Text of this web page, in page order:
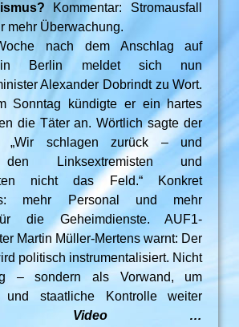
Kommentar: Stromausfall
mehr Überwachung.
nach dem Anschlag auf
in Berlin meldet sich nun
Alexander Dobrindt zu Wort.
Sonntag kündigte er ein hartes
die Täter an. Wörtlich sagte der
„Wir schlagen zurück – und
den Linksextremisten und
nicht das Feld.“ Konkret
mehr Personal und mehr
die Geheimdienste. AUF1-
Martin Müller-Mertens warnt: Der
politisch instrumentalisiert. Nicht
– sondern als Vorwand, um
und staatliche Kontrolle weiter
Video …